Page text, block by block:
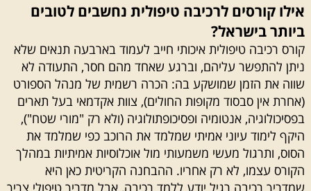
אילו קורסים לרכיבה טיפולית נחשבים לטובים
ביותר בישראל?
קורס רכיבה טיפולית איכותי חייב לעמוד בארבעה תנאים שלא
ניתן להתפשר עליהם, וברגע שאחד מהם חסר, התעודה לא
שווה את הזמן שמושקע בה: הכרה רשמית של מנהל הספורט
(אחרת אין סבסוד מקופות החולים), צוות אקדמאי בעל תארים
בפסיכולוגיה, אנטומיה ופסיכופתולוגיה (ולא רק "מורי שטח"),
היקף לימוד עיוני אמיתי שמלמד את הרוכב כפי שמלמד את
הסוס, ותרגול מעשי משמעותי מול אוכלוסיות אמיתיות במהלך
הקורס עצמו, לא רק אחריו. ההבחנה הקריטית כאן היא
שמדריך רכיבה רגיל יודע ללמד רכיבה, אבל מדריך טיפולי צריך